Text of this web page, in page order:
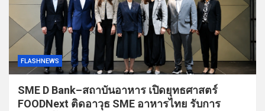
FLASHNEWS
SME D Bank–สถาบันอาหาร เปิดยุทธศาสตร์
FOODNext ติดอาวุธ SME อาหารไทย รับการ